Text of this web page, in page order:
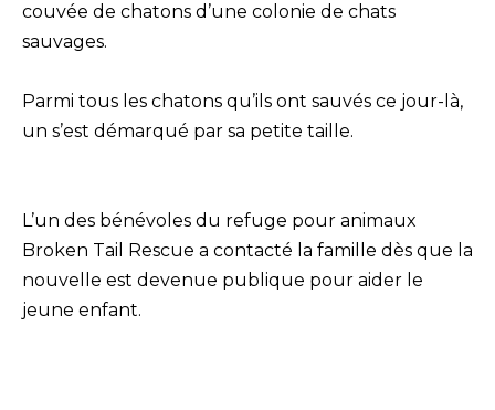
couvée de chatons d’une colonie de chats
sauvages.
Parmi tous les chatons qu’ils ont sauvés ce jour-là,
un s’est démarqué par sa petite taille.
L’un des bénévoles du refuge pour animaux
Broken Tail Rescue a contacté la famille dès que la
nouvelle est devenue publique pour aider le
jeune enfant.